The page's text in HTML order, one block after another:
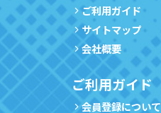
ご利用ガイド
サイトマップ
会社概要
ご利用ガイド
会員登録について